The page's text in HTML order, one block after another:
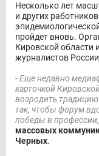
Несколько лет
и других
пройдет вновь.
Кировской области
журналистов
- Еще недавно
карточкой
возродить традицию
так, чтобы форум
победы в профессии,
массовых
Черных.